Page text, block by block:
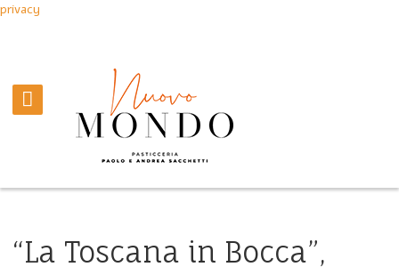
privacy
“La Toscana in Bocca”,